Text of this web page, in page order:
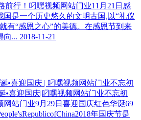
前行！叼嘿视频网站门业11月21日感
国是一个历史悠久的文明古国,以“礼仪
有“感恩之心”的美德。在感恩节到来
向... 2018-11-21
•喜迎国庆 | 叼嘿视频网站门业不忘初
•喜迎国庆|叼嘿视频网站门业不忘初
站门业9月29日喜迎国庆红色华诞69
年国庆节是